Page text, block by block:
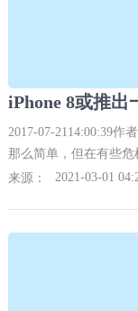
iPhone 8或推出
2017-07-2114:00:39作
那么简单，但在有些危
来源：
2021-03-01